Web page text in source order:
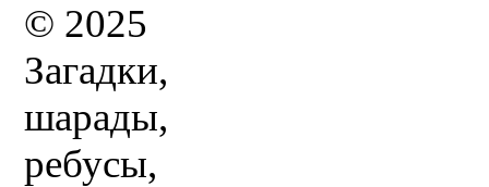
© 2025
Загадки,
шарады,
ребусы,